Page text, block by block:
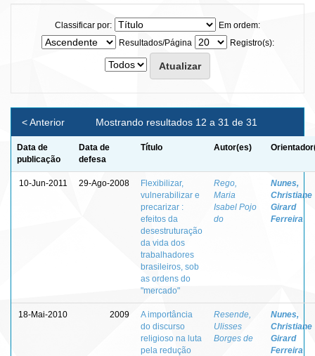
Classificar por:
Em ordem:
Resultados/Página
Registro(s):
Mostrando resultados 12 a 31 de 31
< Anterior
Data de
publicação
Data de
defesa
Título Autor(es)
10-Jun-2011 29-Ago-2008
Flexibilizar,
vulnerabilizar e
precarizar :
efeitos da
desestruturação
da vida dos
trabalhadores
brasileiros, sob
as ordens do
"mercado"
Rego,
Maria
Isabel Pojo
do
Nunes,
Christiane
Girard
Ferreira
18-Mai-2010 2009
A importância
do discurso
religioso na luta
pela redução
Resende,
Ulisses
Borges de
Nunes,
Christiane
Girard
Ferreira